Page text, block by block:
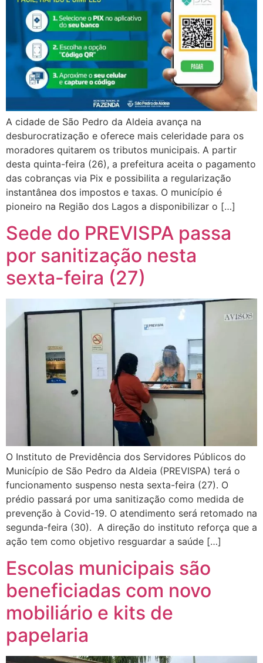
A cidade de São Pedro da Aldeia avança na
desburocratização e oferece mais celeridade para os
moradores quitarem os tributos municipais. A partir
desta quinta-feira (26), a prefeitura aceita o pagamento
das cobranças via Pix e possibilita a regularização
instantânea dos impostos e taxas. O município é
pioneiro na Região dos Lagos a disponibilizar o […]
Sede do PREVISPA passa
por sanitização nesta
sexta-feira (27)
O Instituto de Previdência dos Servidores Públicos do
Município de São Pedro da Aldeia (PREVISPA) terá o
funcionamento suspenso nesta sexta-feira (27). O
prédio passará por uma sanitização como medida de
prevenção à Covid-19. O atendimento será retomado na
segunda-feira (30). A direção do instituto reforça que a
ação tem como objetivo resguardar a saúde […]
Escolas municipais são
beneficiadas com novo
mobiliário e kits de
papelaria